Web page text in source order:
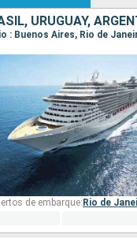
URUGUAY,
: Buenos Aires, Rio de
de embarque: Rio de